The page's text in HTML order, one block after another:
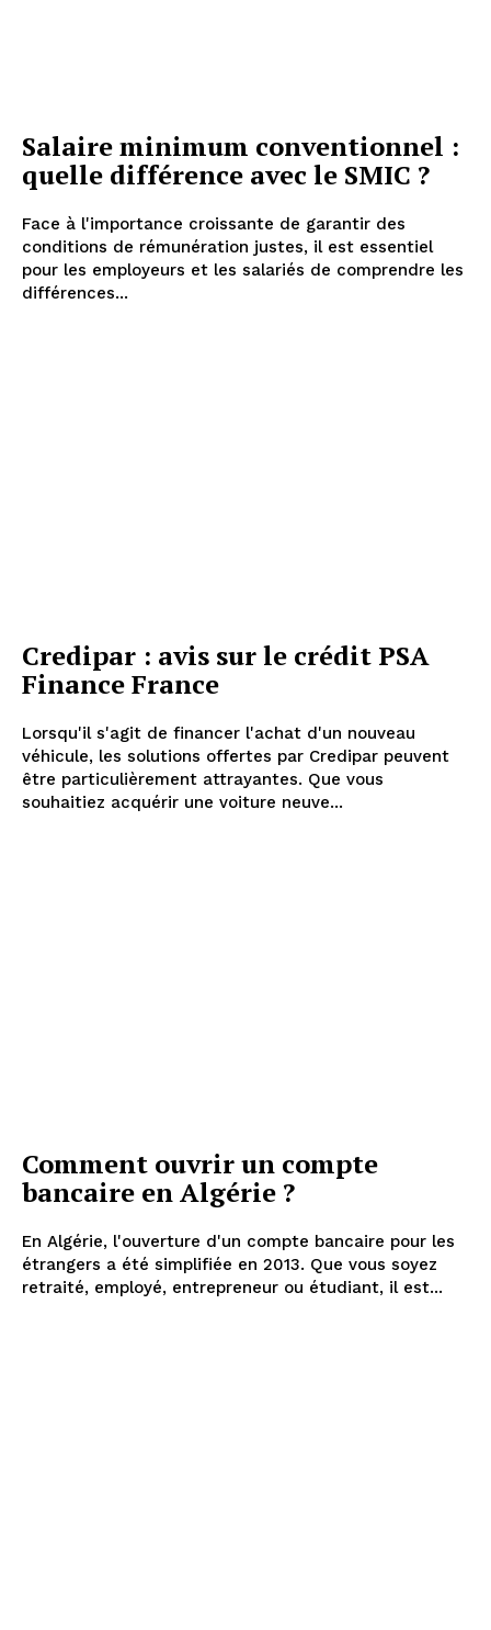
Salaire minimum conventionnel :
quelle différence avec le SMIC ?
Face à l'importance croissante de garantir des
conditions de rémunération justes, il est essentiel
pour les employeurs et les salariés de comprendre les
différences...
Credipar : avis sur le crédit PSA
Finance France
Lorsqu'il s'agit de financer l'achat d'un nouveau
véhicule, les solutions offertes par Credipar peuvent
être particulièrement attrayantes. Que vous
souhaitiez acquérir une voiture neuve...
Comment ouvrir un compte
bancaire en Algérie ?
En Algérie, l'ouverture d'un compte bancaire pour les
étrangers a été simplifiée en 2013. Que vous soyez
retraité, employé, entrepreneur ou étudiant, il est...